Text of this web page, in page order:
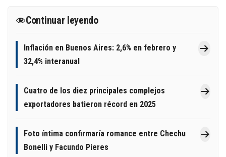
Continuar leyendo
Inflación en Buenos Aires: 2,6% en febrero y
32,4% interanual
Cuatro de los diez principales complejos
exportadores batieron récord en 2025
Foto íntima confirmaría romance entre Chechu
Bonelli y Facundo Pieres